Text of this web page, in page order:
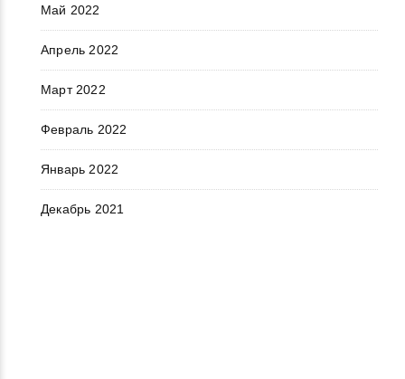
Май 2022
Апрель 2022
Март 2022
Февраль 2022
Январь 2022
Декабрь 2021